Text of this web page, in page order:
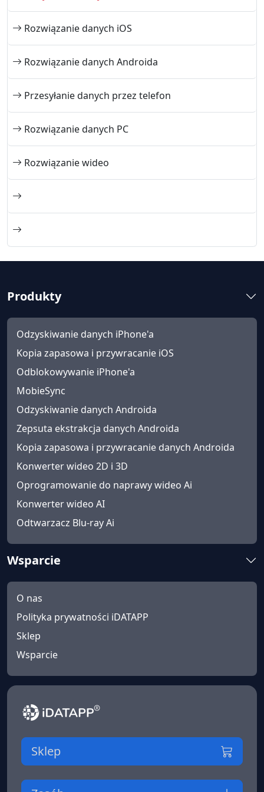
Rozwiązanie danych iOS
Rozwiązanie danych Androida
Przesyłanie danych przez telefon
Rozwiązanie danych PC
Rozwiązanie wideo
Produkty
Odzyskiwanie danych iPhone'a
Kopia zapasowa i przywracanie iOS
Odblokowywanie iPhone'a
MobieSync
Odzyskiwanie danych Androida
Zepsuta ekstrakcja danych Androida
Kopia zapasowa i przywracanie danych Androida
Konwerter wideo 2D i 3D
Oprogramowanie do naprawy wideo Ai
Konwerter wideo AI
Odtwarzacz Blu-ray Ai
Wsparcie
O nas
Polityka prywatności iDATAPP
Sklep
Wsparcie
Sklep